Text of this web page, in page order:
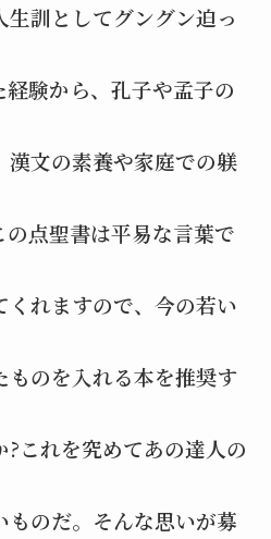
生訓としてグングン迫っ
験から、孔子や孟子の
漢文の素養や家庭での躾
点聖書は平易な言葉で
くれますので、今の若い
ものを入れる本を推奨す
これを究めてあの達人の
のだ。そんな思いが募